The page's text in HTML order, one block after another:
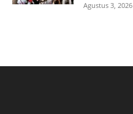
Agustus 3, 2026